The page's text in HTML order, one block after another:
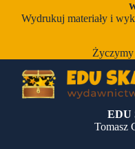
Wydrukuj materiały i
EDU
Tomasz